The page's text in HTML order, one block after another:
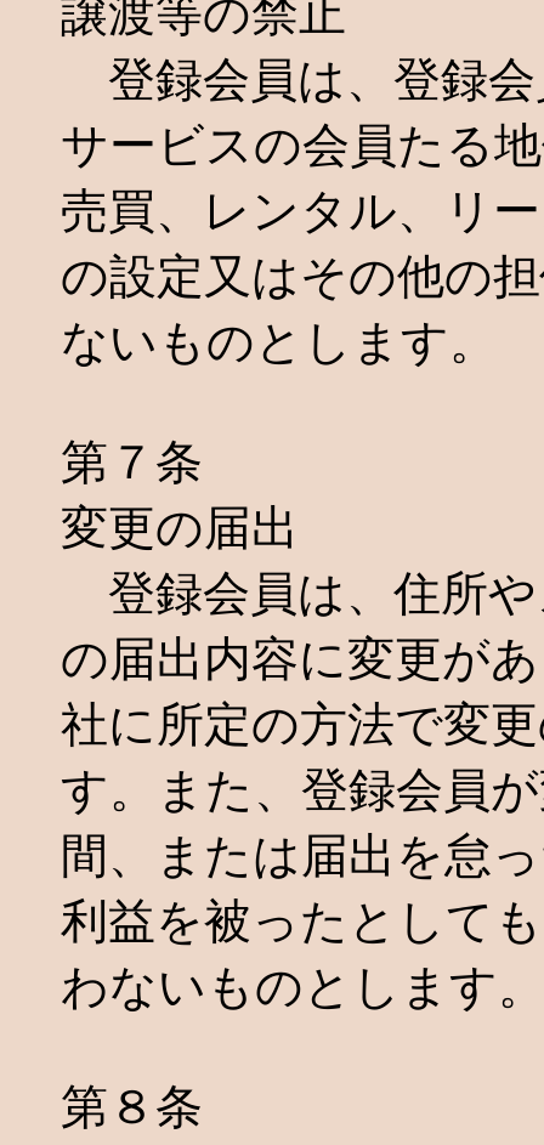
譲渡等の禁止
登録会員は、登録
サービスの会員たる
売買、レンタル、リ
の設定又はその他の
ないものとします。
第７条
変更の届出
登録会員は、住所
の届出内容に変更が
社に所定の方法で変
す。また、登録会員
間、または届出を怠
利益を被ったとして
わないものとします。
第８条